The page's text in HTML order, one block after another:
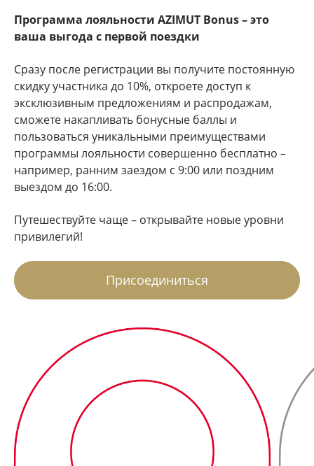
Программа лояльности AZIMUT Bonus – это
ваша выгода с первой поездки
Сразу после регистрации вы получите постоянную
скидку участника до 10%, откроете доступ к
эксклюзивным предложениям и распродажам,
сможете накапливать бонусные баллы и
пользоваться уникальными преимуществами
программы лояльности совершенно бесплатно –
например, ранним заездом с 9:00 или поздним
выездом до 16:00.
Путешествуйте чаще – открывайте новые уровни
привилегий!
Присоединиться